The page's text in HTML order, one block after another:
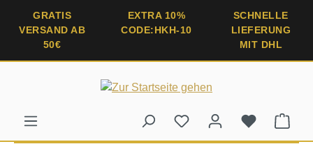
springen
GRATIS
VERSAND AB
50€
EXTRA 10%
CODE:HKH-10
SCHNELLE
LIEFERUNG
MIT DHL